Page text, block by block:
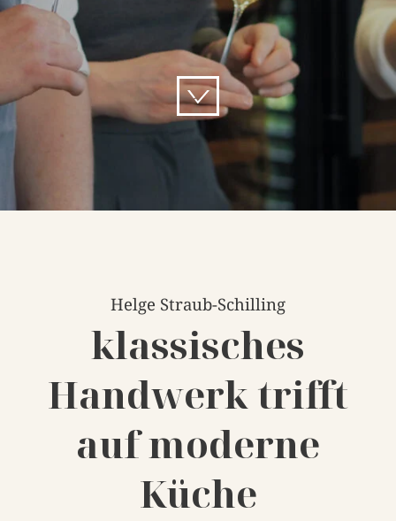
Helge Straub-Schilling
klassisches
Handwerk trifft
auf moderne
Küche